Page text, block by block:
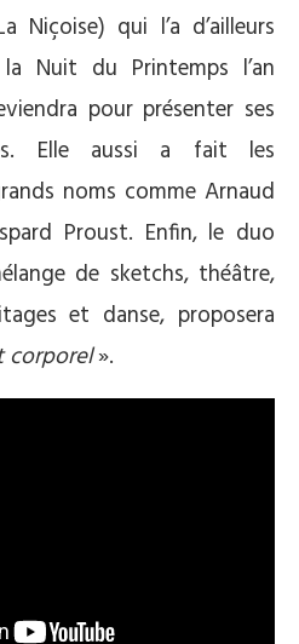
Niçoise) qui l’a d’ailleurs
Nuit du Printemps l’an
pour présenter ses
Elle aussi a fait les
noms comme Arnaud
Proust. Enfin, le duo
de sketchs, théâtre,
et danse, proposera
corporel».